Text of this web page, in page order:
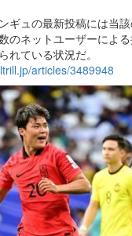
ギュの最新投稿には当
のネットユーザーによ
れている状況だ。
articles/3489948